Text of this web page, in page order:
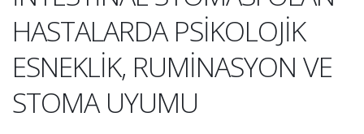
HASTALARDA PSİKOLOJİK
ESNEKLİK, RUMİNASYON VE
STOMA UYUMU